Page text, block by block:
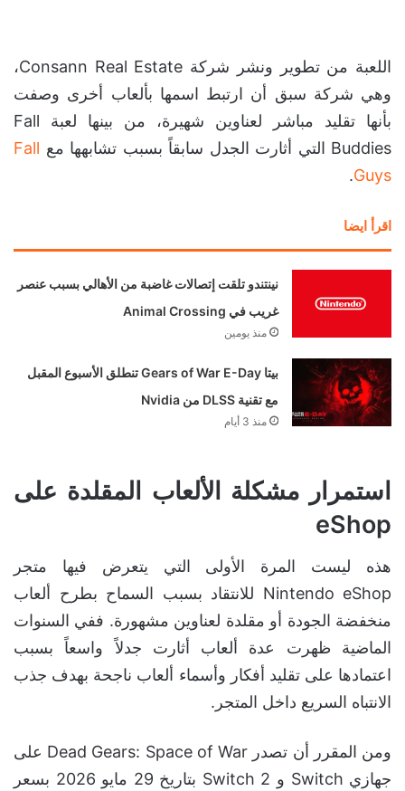
اللعبة من تطوير ونشر شركة Consann Real Estate،
وهي شركة سبق أن ارتبط اسمها بألعاب أخرى وصفت
بأنها تقليد مباشر لعناوين شهيرة، من بينها لعبة Fall
Buddies التي أثارت الجدل سابقاً بسبب تشابهها مع
Fall
Guys
.
اقرأ ايضا
نينتندو تلقت إتصالات غاضبة من الأهالي بسبب عنصر
غريب في Animal Crossing
منذ يومين
بيتا Gears of War E-Day تنطلق الأسبوع المقبل
مع تقنية DLSS من Nvidia
منذ 3 أيام
استمرار مشكلة الألعاب المقلدة على
eShop
هذه ليست المرة الأولى التي يتعرض فيها متجر
Nintendo eShop للانتقاد بسبب السماح بطرح ألعاب
منخفضة الجودة أو مقلدة لعناوين مشهورة. ففي السنوات
الماضية ظهرت عدة ألعاب أثارت جدلاً واسعاً بسبب
اعتمادها على تقليد أفكار وأسماء ألعاب ناجحة بهدف جذب
الانتباه السريع داخل المتجر.
ومن المقرر أن تصدر Dead Gears: Space of War على
جهازي Switch و Switch 2 بتاريخ 29 مايو 2026 بسعر